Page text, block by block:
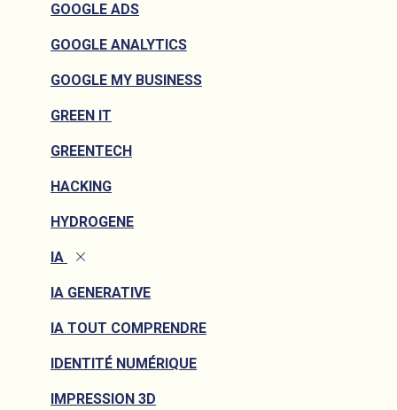
GOOGLE ADS
GOOGLE ANALYTICS
GOOGLE MY BUSINESS
GREEN IT
GREENTECH
HACKING
HYDROGENE
IA
IA GENERATIVE
IA TOUT COMPRENDRE
IDENTITÉ NUMÉRIQUE
IMPRESSION 3D